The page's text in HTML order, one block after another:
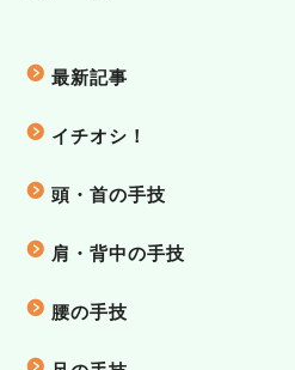
最新記事
イチオシ！
頭・首の手技
肩・背中の手技
腰の手技